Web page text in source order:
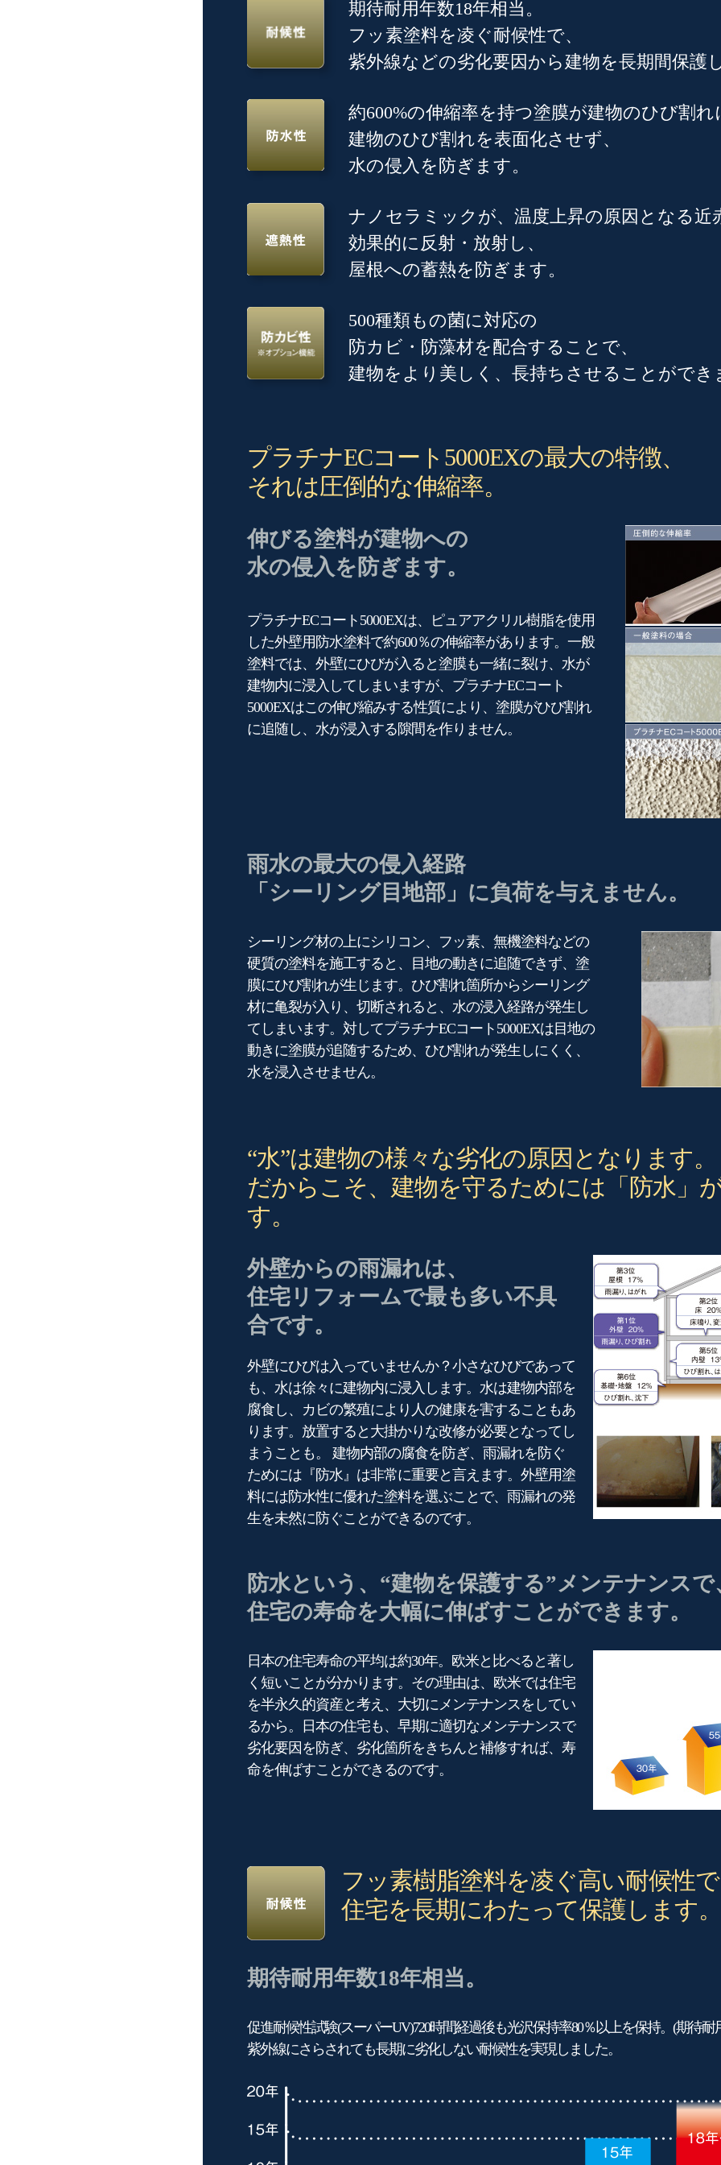
期待耐用年数18年相当。
フッ素塗料を凌ぐ耐候性で、
紫外線などの劣化要因から建物を長期間保護
約600%の伸縮率を持つ塗膜が建物のひび割れ
建物のひび割れを表面化させず、
水の侵入を防ぎます。
ナノセラミックが、温度上昇の原因となる近
効果的に反射・放射し、
屋根への蓄熱を防ぎます。
500種類もの菌に対応の
防カビ・防藻材を配合することで、
建物をより美しく、長持ちさせることができ
プラチナECコート5000EXの最大の特徴、
それは圧倒的な伸縮率。
伸びる塗料が建物への
水の侵入を防ぎます。
プラチナECコート5000EXは、ピュアアクリル樹脂を使用
した外壁用防水塗料で約600％の伸縮率があります。一般
塗料では、外壁にひびが入ると塗膜も一緒に裂け、水が
建物内に浸入してしまいますが、プラチナECコート
5000EXはこの伸び縮みする性質により、塗膜がひび割れ
に追随し、水が浸入する隙間を作りません。
雨水の最大の侵入経路
「シーリング目地部」に負荷を与えません。
シーリング材の上にシリコン、フッ素、無機塗料などの
硬質の塗料を施工すると、目地の動きに追随できず、塗
膜にひび割れが生じます。ひび割れ箇所からシーリング
材に亀裂が入り、切断されると、水の浸入経路が発生し
てしまいます。対してプラチナECコート5000EXは目地の
動きに塗膜が追随するため、ひび割れが発生しにくく、
水を浸入させません。
“水”は建物の様々な劣化の原因となります。
だからこそ、建物を守るためには「防水」
す。
外壁からの雨漏れは、
住宅リフォームで最も多い不具
合です。
外壁にひびは入っていませんか？小さなひびであって
も、水は徐々に建物内に浸入します。水は建物内部を
腐食し、カビの繁殖により人の健康を害することもあ
ります。放置すると大掛かりな改修が必要となってし
まうことも。 建物内部の腐食を防ぎ、雨漏れを防ぐ
ためには『防水』は非常に重要と言えます。外壁用塗
料には防水性に優れた塗料を選ぶことで、雨漏れの発
生を未然に防ぐことができるのです。
防水という、“建物を保護する”メンテナンスで
住宅の寿命を大幅に伸ばすことができます。
日本の住宅寿命の平均は約30年。欧米と比べると著し
く短いことが分かります。その理由は、欧米では住宅
を半永久的資産と考え、大切にメンテナンスをしてい
るから。日本の住宅も、早期に適切なメンテナンスで
劣化要因を防ぎ、劣化箇所をきちんと補修すれば、寿
命を伸ばすことができるのです。
フッ素樹脂塗料を凌ぐ高い耐候性で
住宅を長期にわたって保護します。
期待耐用年数18年相当。
促進耐候性試験(スーパーUV)720時間経過後も光沢保持率80％以上を保持。(期待耐
紫外線にさらされても長期に劣化しない耐候性を実現しました。